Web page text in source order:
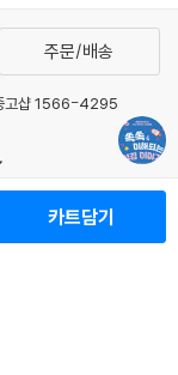
카트담기
주문/배송
고샵 1566-4295
호정책